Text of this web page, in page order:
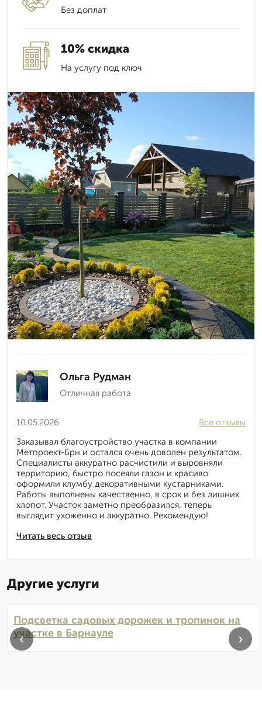
Без доплат
10% скидка
На услугу под ключ
Ольга Рудман
Отличная работа
10.05.2026
Читать весь отзыв
Все отзывы
Заказывал благоустройство участка в компании
Метпроект-Брн и остался очень доволен результатом.
Специалисты аккуратно расчистили и выровняли
территорию, быстро посеяли газон и красиво
оформили клумбу декоративными кустарниками.
Работы выполнены качественно, в срок и без лишних
хлопот. Участок заметно преобразился, теперь
выглядит ухоженно и аккуратно. Рекомендую!
Другие услуги
Подсветка садовых дорожек и тропинок на
участке в Барнауле
‹ ›